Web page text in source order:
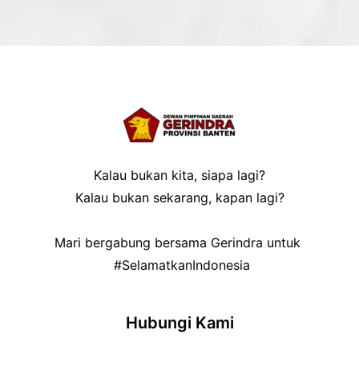
Kalau bukan kita, siapa lagi?
Kalau bukan sekarang, kapan lagi?
Mari bergabung bersama Gerindra untuk
#SelamatkanIndonesia
Hubungi Kami